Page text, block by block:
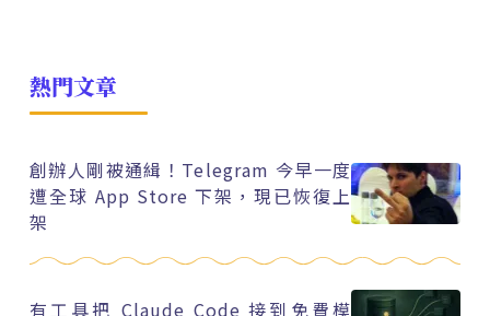
熱門文章
創辦人剛被通緝！Telegram 今早一度
遭全球 App Store 下架，現已恢復上
架
有工具把 Claude Code 接到免費模